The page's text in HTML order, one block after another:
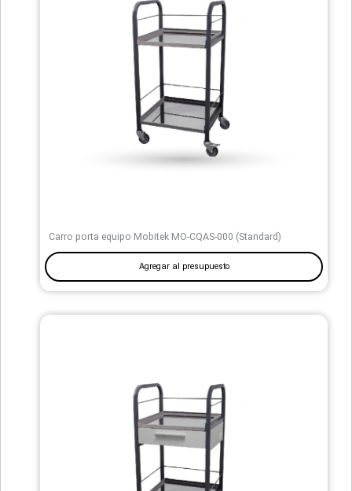
Carro porta equipo Mobitek MO-CQAS-000 (Standard)
Agregar al presupuesto